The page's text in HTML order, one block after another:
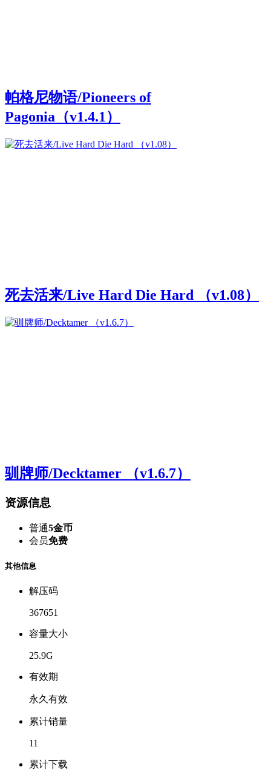
帕格尼物语/Pioneers of
Pagonia（v1.4.1）
死去活来/Live Hard Die Hard （v1.08）
驯牌师/Decktamer （v1.6.7）
资源信息
普通5金币
会员免费
其他信息
解压码
367651
容量大小
25.9G
有效期
永久有效
累计销量
11
累计下载